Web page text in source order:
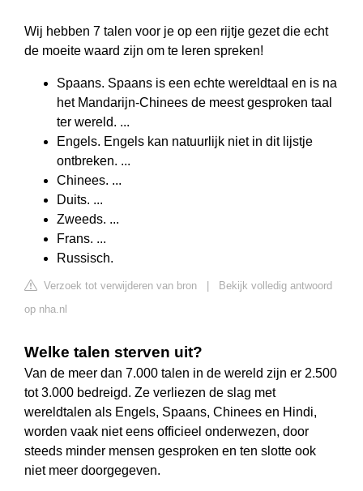
Wij hebben 7 talen voor je op een rijtje gezet die echt
de moeite waard zijn om te leren spreken!
Spaans. Spaans is een echte wereldtaal en is na
het Mandarijn-Chinees de meest gesproken taal
ter wereld. ...
Engels. Engels kan natuurlijk niet in dit lijstje
ontbreken. ...
Chinees. ...
Duits. ...
Zweeds. ...
Frans. ...
Russisch.
Verzoek tot verwijderen van bron
Bekijk volledig antwoord
op nha.nl
Welke talen sterven uit?
Van de meer dan 7.000 talen in de wereld zijn er 2.500
tot 3.000 bedreigd. Ze verliezen de slag met
wereldtalen als Engels, Spaans, Chinees en Hindi,
worden vaak niet eens officieel onderwezen, door
steeds minder mensen gesproken en ten slotte ook
niet meer doorgegeven.